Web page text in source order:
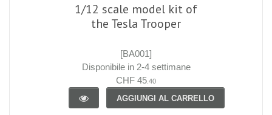
1/12 scale model kit of
the Tesla Trooper
[BA001]
Disponibile in 2-4 settimane
CHF 45 .40
AGGIUNGI AL CARRELLO